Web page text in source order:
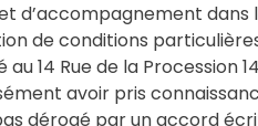
d’accompagnement dans
de conditions
14 Rue de la Procession
avoir pris
dérogé par un accord